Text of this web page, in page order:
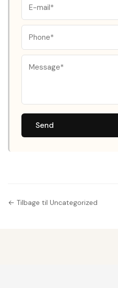
Send
← Tilbage til Uncategorized